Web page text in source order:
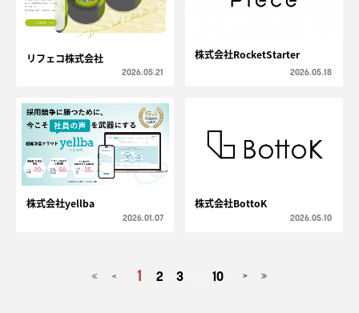
リフェコ株式会社
2026.05.21
株式会社RocketStarter
2026.05.18
株式会社yellba
2026.01.07
株式会社BottoK
2026.05.10
≪ < 1 2 3 10 > ≫